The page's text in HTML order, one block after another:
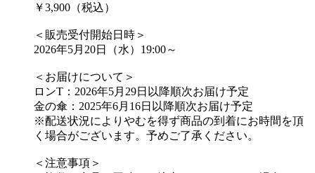
￥3,900（税込）
＜販売受付開始日時＞
2026年5月20日（水）19:00～
＜お届けについて＞
ロンT：2026年5月29日以降順次お届け予定
金の傘：2025年6月16日以降順次お届け予定
※配送状況によりやむを得ず商品の到着にお時間を頂
く場合がございます。予めご了承ください。
＜注意事項＞